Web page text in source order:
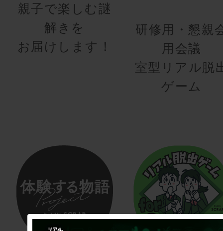
親子で楽しむ謎
解きを
お届けします！
研修用・懇親
用会議
室型リアル脱
ゲーム